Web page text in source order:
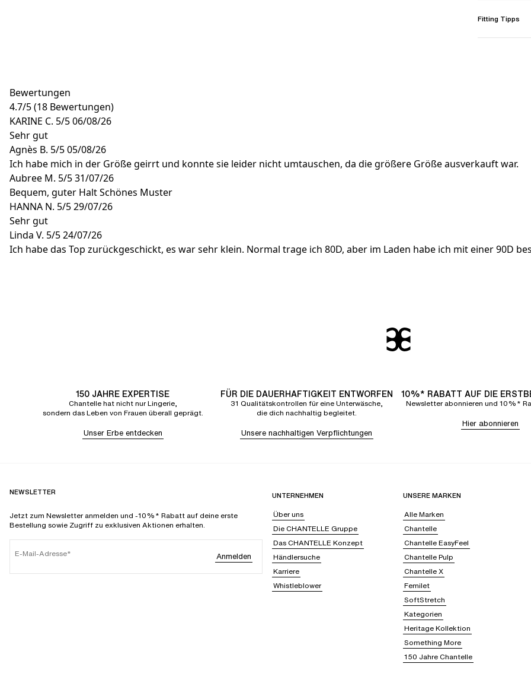
Fitting Tipps
Bewertungen
4.7/5(18 Bewertungen)
KARINE C. 5/506/08/26
Sehr gut
Agnès B. 5/505/08/26
Ich habe mich in der Größe geirrt und konnte sie leider nicht umtauschen, da die größere Größe ausverkauft war.
Aubree M. 5/531/07/26
Bequem, guter Halt Schönes Muster
HANNA N. 5/529/07/26
Sehr gut
Linda V. 5/524/07/26
Ich habe das Top zurückgeschickt, es war sehr klein. Normal trage ich 80D, aber im Laden habe ich mit einer 90D
150 JAHRE EXPERTISE
Chantelle hat nicht nur Lingerie,
sondern das Leben von Frauen überall geprägt.
Unser Erbe entdecken
FÜR DIE DAUERHAFTIGKEIT ENTWORFEN
31 Qualitätskontrollen für eine Unterwäsche,
die dich nachhaltig begleitet.
Unsere nachhaltigen Verpflichtungen
10%* RABATT AUF DIE
Newsletter abonnieren und 10%*
Hier abonnieren
NEWSLETTER
Jetzt zum Newsletter anmelden und -10%* Rabatt auf deine erste
Bestellung sowie Zugriff zu exklusiven Aktionen erhalten.
E-Mail-Adresse Anmelden
UNTERNEHMEN
Über uns
Die CHANTELLE Gruppe
Das CHANTELLE Konzept
Händlersuche
Karriere
Whistleblower
UNSERE MARKEN
Alle Marken
Chantelle
Chantelle EasyFeel
Chantelle Pulp
Chantelle X
Femilet
SoftStretch
Kategorien
Heritage Kollektion
Something More
150 Jahre Chantelle